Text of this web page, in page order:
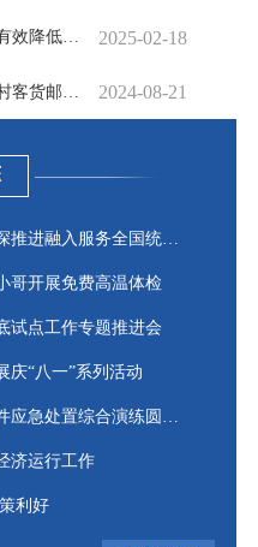
河南省人民政府关于印发河南省有效降低社会物流成本实施方案的通知 2025-02-18
交通运输部办公厅关于印发《农村客货邮运营服务指南（试行）》的通知 2024-08-21
开封市印发《2026年开封纵深推进融入服务全国统一大市场工...
哥开展免费高温体检
试点工作专题推进会
庆“八一”系列活动
济运行工作
利好